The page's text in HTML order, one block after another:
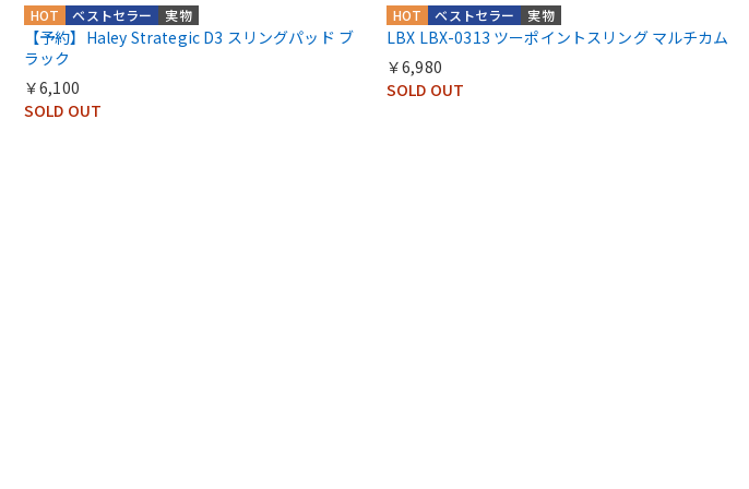
実物
ベストセラー
HOT
【予約】Haley Strategic D3 スリングパッド ブ
ラック
￥6,100
SOLD OUT
実物
ベストセラー
HOT
LBX LBX-0313 ツーポイントスリング マルチカム
￥6,980
SOLD OUT